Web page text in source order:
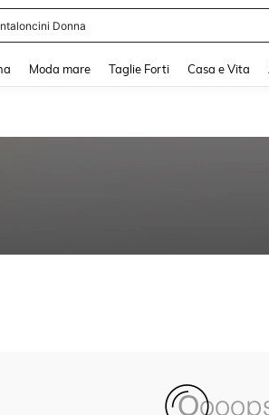
Donna
Moda mare Taglie Forti Casa e Vita